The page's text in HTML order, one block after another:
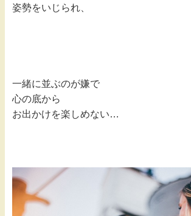
姿勢をいじられ、
一緒に並ぶのが嫌で
心の底から
お出かけを楽しめない…